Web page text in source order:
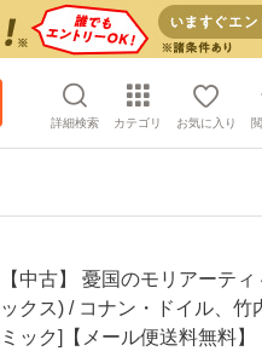
詳細検索 カテゴリ お気に入り
【中古】 憂国のモリアーティ
ックス) / コナン・ドイル、竹
ミック]【メール便送料無料】